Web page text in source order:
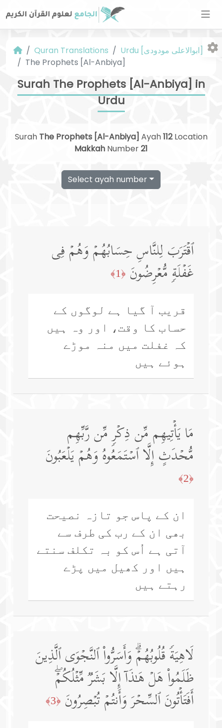
Quran Translations
Urdu [ابوالاعلی مودودی]
The Prophets [Al-Anbiya]
Surah The Prophets [Al-Anbiya] in
Urdu
Surah The Prophets [Al-Anbiya] Ayah112Location
Makkah Number21
Select ayah number
ٱقۡتَرَبَ لِلنَّاسِ حِسَابُهُمۡ وَهُمۡ فِی
غَفۡلَةࣲ مُّعۡرِضُونَ ﴿1﴾
قریب آ گیا ہے لوگوں کے
حساب کا وقت، اور وہ ہیں
کہ غفلت میں منہ موڑے
ہوئے ہیں
مَا یَأۡتِیهِم مِّن ذِكۡرࣲ مِّن رَّبِّهِم
مُّحۡدَثٍ إِلَّا ٱسۡتَمَعُوهُ وَهُمۡ یَلۡعَبُونَ
﴿2﴾
ان کے پاس جو تازہ نصیحت
بھی ان کے رب کی طرف سے
آتی ہے اُس کو بہ تکلف سنتے
ہیں اور کھیل میں پڑے
رہتے ہیں
لَاهِیَةࣰ قُلُوبُهُمۡۗ وَأَسَرُّوا۟ ٱلنَّجۡوَى ٱلَّذِینَ
ظَلَمُوا۟ هَلۡ هَـٰذَاۤ إِلَّا بَشَرࣱ مِّثۡلُكُمۡۖ
أَفَتَأۡتُونَ ٱلسِّحۡرَ وَأَنتُمۡ تُبۡصِرُونَ ﴿3﴾